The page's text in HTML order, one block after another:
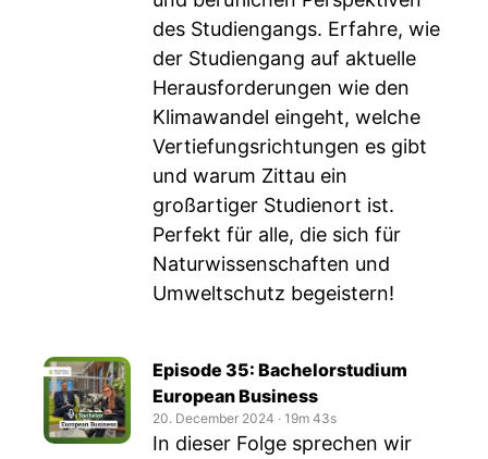
des Studiengangs. Erfahre, wie
der Studiengang auf aktuelle
Herausforderungen wie den
Klimawandel eingeht, welche
Vertiefungsrichtungen es gibt
und warum Zittau ein
großartiger Studienort ist.
Perfekt für alle, die sich für
Naturwissenschaften und
Umweltschutz begeistern!
Episode 35: Bachelorstudium
European Business
20. December 2024 ‧ 19m 43s
In dieser Folge sprechen wir